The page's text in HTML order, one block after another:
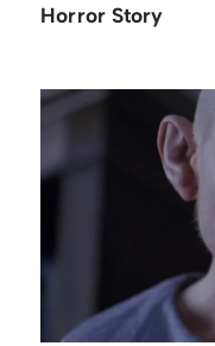
Horror Story